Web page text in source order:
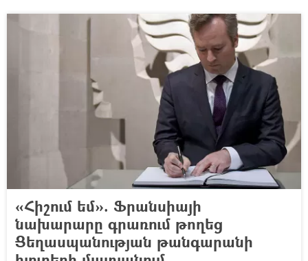
«Հիշում եմ». Ֆրանսիայի
նախարարը գրառում թողեց
Ցեղասպանության թանգարանի